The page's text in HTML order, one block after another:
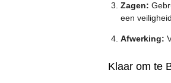
Zagen:
een
Afwerking:
Klaar om te